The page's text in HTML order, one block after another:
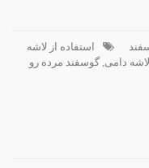
استفاده از لاشه
لاشه دامی گوسفند مرده رو